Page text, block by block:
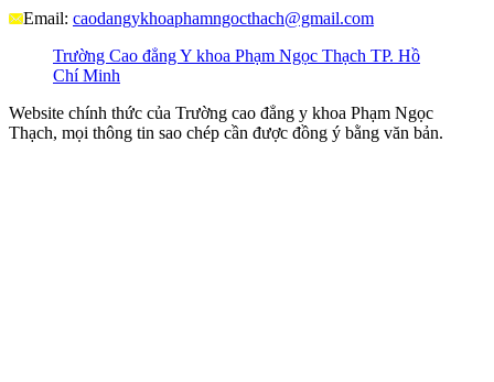
Email: caodangykhoaphamngocthach@gmail.com
Trường Cao đẳng Y khoa Phạm Ngọc Thạch TP. Hồ
Chí Minh
Website chính thức của Trường cao đẳng y khoa Phạm Ngọc
Thạch, mọi thông tin sao chép cần được đồng ý bằng văn bản.